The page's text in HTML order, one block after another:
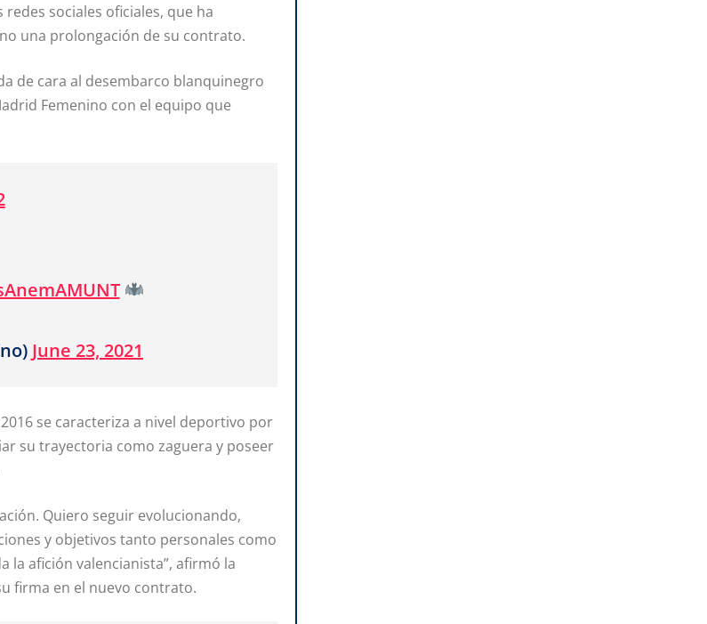
sociales oficiales, que ha
una prolongación de su contrato.
de cara al desembarco blanquinegro
Femenino con el equipo que
June 23, 2021
se caracteriza a nivel deportivo por
su trayectoria como zaguera y poseer
Quiero seguir evolucionando,
y objetivos tanto personales como
la afición valencianista”, afirmó la
firma en el nuevo contrato.